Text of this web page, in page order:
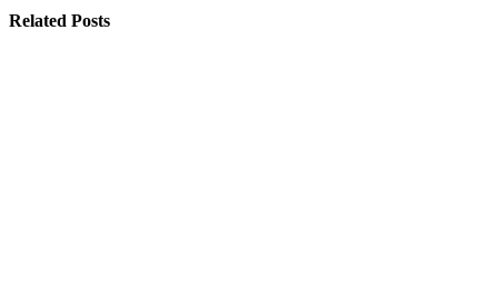
Related Posts